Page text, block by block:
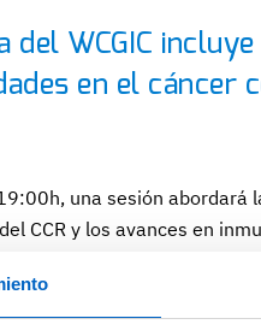
del WCGIC
en el cáncer
una sesión abordará
CCR y los avances en
celebrará el 18th ESO
de CCR en adultos
metastásica y las